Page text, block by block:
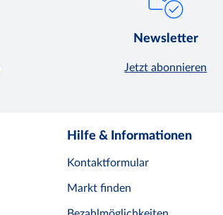
Newsletter
Jetzt abonnieren
Hilfe & Informationen
Kontaktformular
Markt finden